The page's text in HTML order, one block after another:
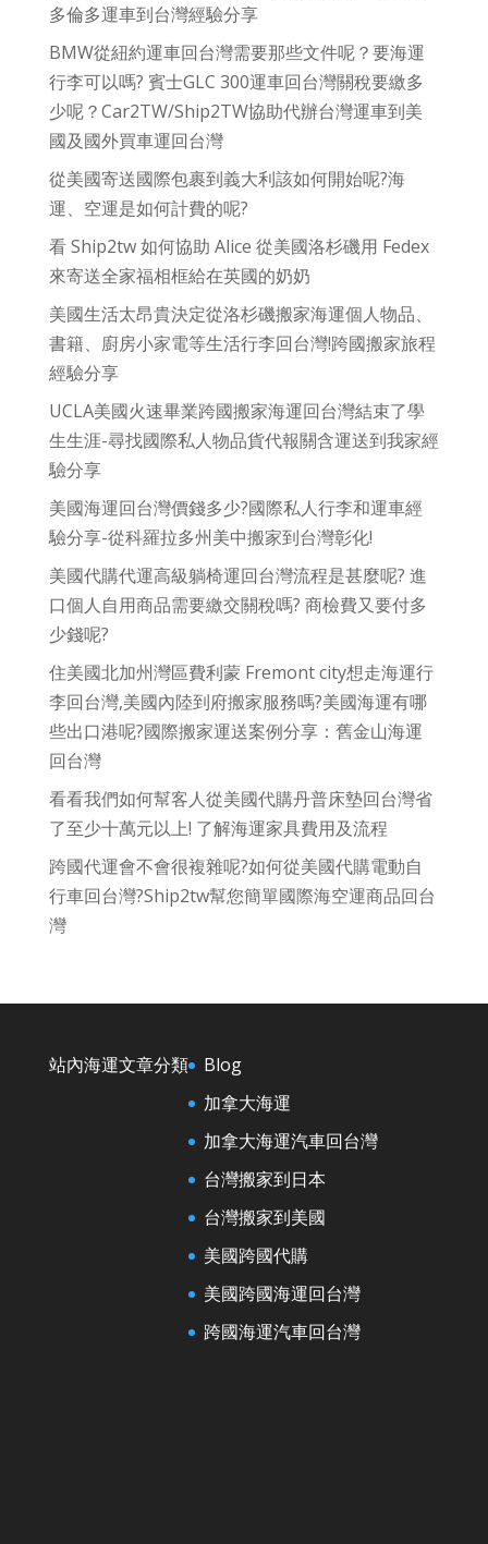
多倫多運車到台灣經驗分享
BMW從紐約運車回台灣需要那些文件呢？要海運
行李可以嗎? 賓士GLC 300運車回台灣關稅要繳多
少呢？Car2TW/Ship2TW協助代辦台灣運車到美
國及國外買車運回台灣
從美國寄送國際包裹到義大利該如何開始呢?海
運、空運是如何計費的呢?
看 Ship2tw 如何協助 Alice 從美國洛杉磯用 Fedex
來寄送全家福相框給在英國的奶奶
美國生活太昂貴決定從洛杉磯搬家海運個人物品、
書籍、廚房小家電等生活行李回台灣!跨國搬家旅程
經驗分享
UCLA美國火速畢業跨國搬家海運回台灣結束了學
生生涯-尋找國際私人物品貨代報關含運送到我家經
驗分享
美國海運回台灣價錢多少?國際私人行李和運車經
驗分享-從科羅拉多州美中搬家到台灣彰化!
美國代購代運高級躺椅運回台灣流程是甚麼呢? 進
口個人自用商品需要繳交關稅嗎? 商檢費又要付多
少錢呢?
住美國北加州灣區費利蒙 Fremont city想走海運行
李回台灣,美國內陸到府搬家服務嗎?美國海運有哪
些出口港呢?國際搬家運送案例分享：舊金山海運
回台灣
看看我們如何幫客人從美國代購丹普床墊回台灣省
了至少十萬元以上! 了解海運家具費用及流程
跨國代運會不會很複雜呢?如何從美國代購電動自
行車回台灣?Ship2tw幫您簡單國際海空運商品回台
灣
站內海運文章分類
Blog
加拿大海運
加拿大海運汽車回台灣
台灣搬家到日本
台灣搬家到美國
美國跨國代購
美國跨國海運回台灣
跨國海運汽車回台灣